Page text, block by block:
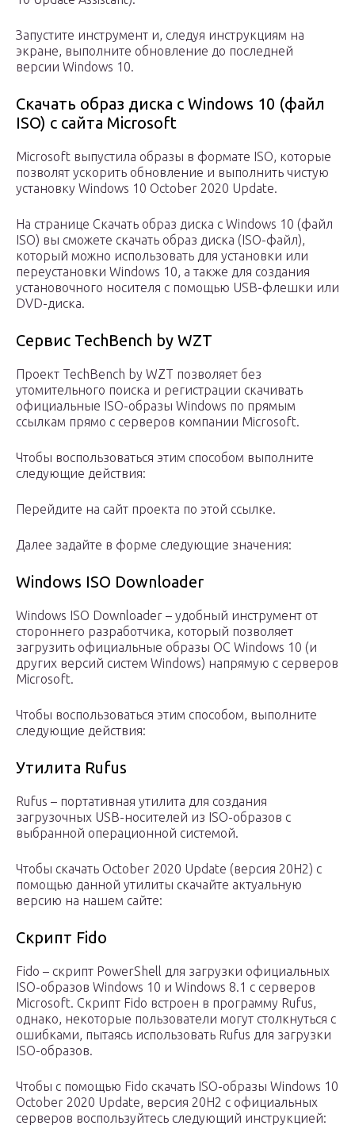
Запустите инструмент и, следуя инструкциям на
экране, выполните обновление до последней
версии Windows 10.
Скачать образ диска с Windows 10 (файл
ISO) с сайта Microsoft
Microsoft выпустила образы в формате ISO, которые
позволят ускорить обновление и выполнить чистую
установку Windows 10 October 2020 Update.
На странице Скачать образ диска с Windows 10 (файл
ISO) вы сможете скачать образ диска (ISO-файл),
который можно использовать для установки или
переустановки Windows 10, а также для создания
установочного носителя с помощью USB-флешки или
DVD-диска.
Сервис TechBench by WZT
Проект TechBench by WZT позволяет без
утомительного поиска и регистрации скачивать
официальные ISO-образы Windows по прямым
ссылкам прямо с серверов компании Microsoft.
Чтобы воспользоваться этим способом выполните
следующие действия:
Перейдите на сайт проекта по этой ссылке.
Далее задайте в форме следующие значения:
Windows ISO Downloader
Windows ISO Downloader – удобный инструмент от
стороннего разработчика, который позволяет
загрузить официальные образы ОС Windows 10 (и
других версий систем Windows) напрямую с серверов
Microsoft.
Чтобы воспользоваться этим способом, выполните
следующие действия:
Утилита Rufus
Rufus – портативная утилита для создания
загрузочных USB-носителей из ISO-образов с
выбранной операционной системой.
Чтобы скачать October 2020 Update (версия 20H2) с
помощью данной утилиты скачайте актуальную
версию на нашем сайте:
Скрипт Fido
Fido – скрипт PowerShell для загрузки официальных
ISO-образов Windows 10 и Windows 8.1 с серверов
Microsoft. Скрипт Fido встроен в программу Rufus,
однако, некоторые пользователи могут столкнуться с
ошибками, пытаясь использовать Rufus для загрузки
ISO-образов.
Чтобы с помощью Fido скачать ISO-образы Windows 10
October 2020 Update, версия 20H2 с официальных
серверов воспользуйтесь следующий инструкцией: